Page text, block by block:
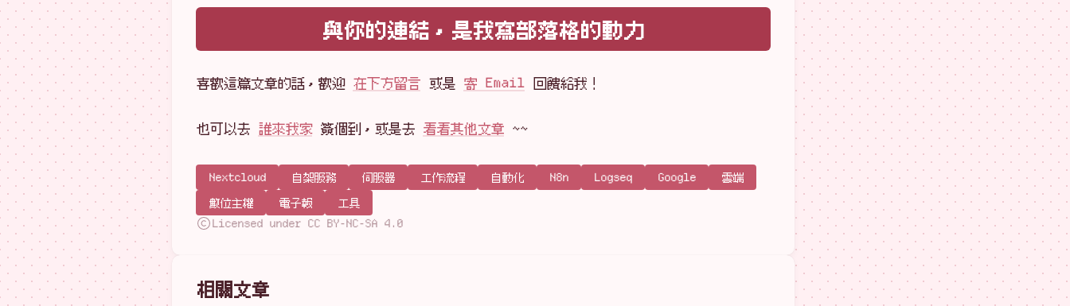
與你的連結，是我寫部落格的動力
喜歡這篇文章的話，歡迎 在下方留言或是 寄 Email回饋給我！
也可以去 誰來我家簽個到，或是去 看看其他文章~~
Nextcloud 自架服務 伺服器 工作流程 自動化 N8n Logseq Google
雲端
數位主權
電子報
工具
Licensed under CC BY-NC-SA 4.0
相關文章